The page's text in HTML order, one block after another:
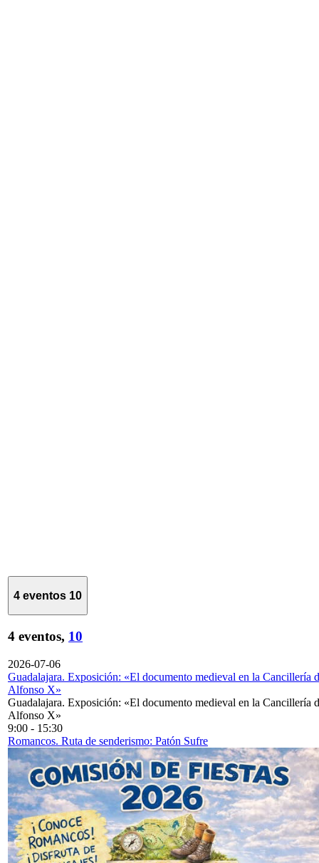
4 eventos 10
4 eventos, 10
2026-07-06
Guadalajara. Exposición: «El documento medieval en la Cancillería
Alfonso X»
Guadalajara. Exposición: «El documento medieval en la Cancillería
Alfonso X»
9:00 - 15:30
Romancos. Ruta de senderismo: Patón Sufre